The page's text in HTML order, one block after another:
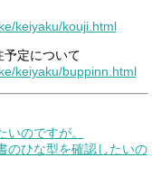
keiyaku/kouji.html
定について
keiyaku/buppinn.html
のですが。
ひな型を確認したいの